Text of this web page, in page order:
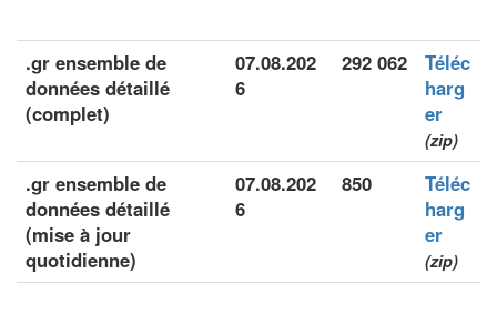
.gr ensemble de
données détaillé
(complet)
07.08.202
6
292 062
Téléc
harg
er
(zip)
.gr ensemble de
données détaillé
(mise à jour
quotidienne)
07.08.202
6
850
Téléc
harg
er
(zip)